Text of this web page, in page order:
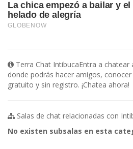
Terra Chat IntibucaEntra a chatear
donde podrás hacer amigos,
gratuito y sin registro. ¡Chatea ahora!
Salas de chat relacionadas con
No existen subsalas en esta